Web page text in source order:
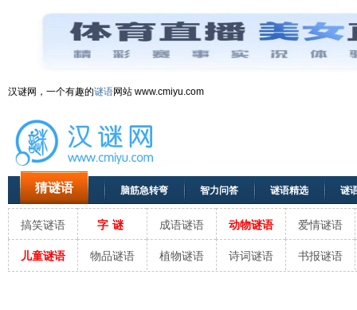
汉谜网，一个有趣的谜语网站 www.cmiyu.com
猜谜语 脑筋急转弯 智力问答 谜语精选 谜
搞笑谜语 字谜 成语谜语 动物谜语 爱情谜语
儿童谜语 物品谜语 植物谜语 诗词谜语 书报谜语